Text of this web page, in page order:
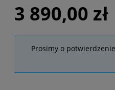
3 890,00 zł
Prosimy o